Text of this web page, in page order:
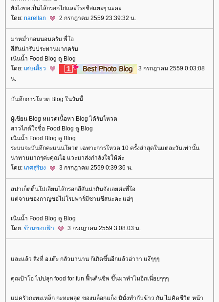
ังไงขอเป็นไส้กรอกไก่และโรยชีสแยะๆ นะคะ
ดย: narellan 2 กรกฎาคม 2559 23:39:32 น.
มาหม่ำก่อนนอนครับ พี่โอ
สีสันน่ารับประทานมากครับ
เนินน้ำ Food Blog ดู Blog
ดย: เศษเสี้ยว
3 กรกฎาคม 2559 0:03:08
น.
บันทึกการโหวต Blog ในวันนี้
ผู้เขียน Blog หมวดเนื้อหา Blog ได้รับโหวต
สาวไกด์ใจซื่อ Food Blog ดู Blog
เนินน้ำ Food Blog ดู Blog
ระบบจะบันทึกคะแนนโหวต เฉพาะการโหวต 10 ครั้งล่าสุดในแต่ละวันเท่านั้น
น่าทานมากๆค่ะคุณโอ แวะมาส่งกำลังใจให้ค่ะ
ดย: เกศสุริยง 3 กรกฎาคม 2559 0:39:36 น.
สปาเก็ตตี้นโปเลียนไส้กรอกสีสันน่ากินจังเลยค่ะพี่โอ
ต่จานของกาญขอไม่โรยพาร์มีซานชีสนะคะ แฮ่ๆ
เนินน้ำ Food Blog ดู Blog
ดย: ข้ามขอบฟ้า 3 กรกฎาคม 2559 3:08:03 น.
ละแล้ว สิ่งที่ อ.เต๊ะ กลัวมานาน ก้เกิดขึ้นอีกแล้วอ่าาา แง๊ๆๆๆ
คุณป้าโอ ไปปลุก food for fun ฟื้นคืนชีพ ขึ้นมาทำไมอีกเนี่ยยๆๆๆ
ม่ครัวกะทะเหล็ก กะทะหลุด ของบล็อกแก็ง มินั่งทำกับข้าว กัน ไม่คิดชีวิต หน้า